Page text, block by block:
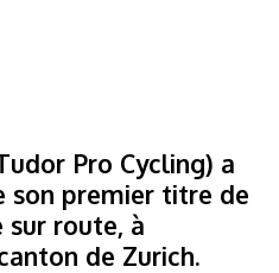
Pro Cycling) a
son premier titre de
sur route, à
de Zurich.